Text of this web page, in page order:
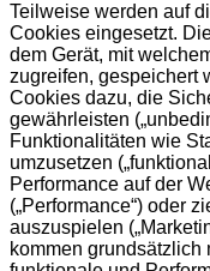
Teilweise werden auf
Cookies eingesetzt.
dem Gerät, mit
zugreifen, gespeichert
Cookies dazu, die
gewährleisten
Funktionalitäten wie
umzusetzen
Performance auf der
(„Performance“) oder
auszuspielen
kommen grundsätzlich